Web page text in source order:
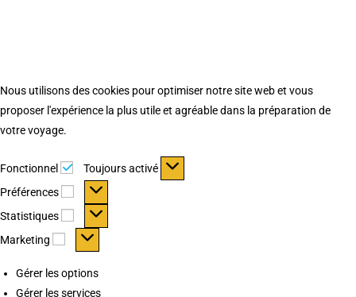
Nous utilisons des cookies pour optimiser notre site web et vous
proposer l'expérience la plus utile et agréable dans la préparation de
votre voyage.
Fonctionnel Fonctionnel
Toujours activé
Préférences
Préférences
Statistiques Statistiques
Marketing Marketing
Gérer les options
Gérer les services